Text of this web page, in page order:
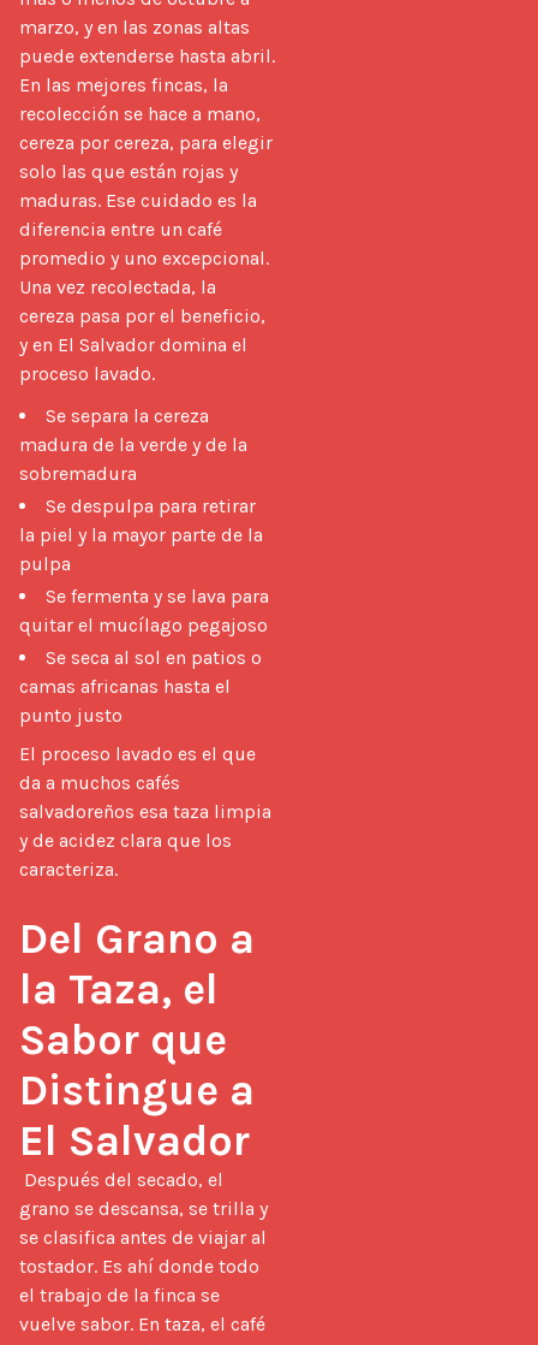
marzo, y en las zonas altas
puede extenderse hasta abril.
En las mejores fincas, la
recolección se hace a mano,
cereza por cereza, para elegir
solo las que están rojas y
maduras. Ese cuidado es la
diferencia entre un café
promedio y uno excepcional.
Una vez recolectada, la
cereza pasa por el beneficio,
y en El Salvador domina el
Se separa la cereza
madura de la verde y de la
sobremadura
Se despulpa para retirar
la piel y la mayor parte de la
pulpa
Se fermenta y se lava para
quitar el mucílago pegajoso
Se seca al sol en patios o
camas africanas hasta el
punto justo
El proceso lavado es el que
da a muchos cafés
salvadoreños esa taza limpia
y de acidez clara que los
caracteriza.
Del Grano a
la Taza, el
Sabor que
Distingue a
El Salvador
grano se descansa, se trilla y
se clasifica antes de viajar al
tostador. Es ahí donde todo
el trabajo de la finca se
vuelve sabor. En taza, el café